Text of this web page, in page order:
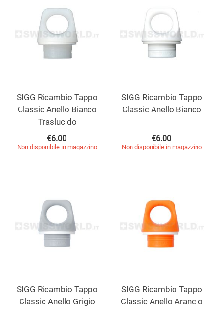
SIGG Ricambio Tappo
Classic Anello Bianco
Traslucido
€6.00
Non disponibile in magazzino
SIGG Ricambio Tappo
Classic Anello Bianco
€6.00
Non disponibile in magazzino
SIGG Ricambio Tappo
Classic Anello Grigio
SIGG Ricambio Tappo
Classic Anello Arancio